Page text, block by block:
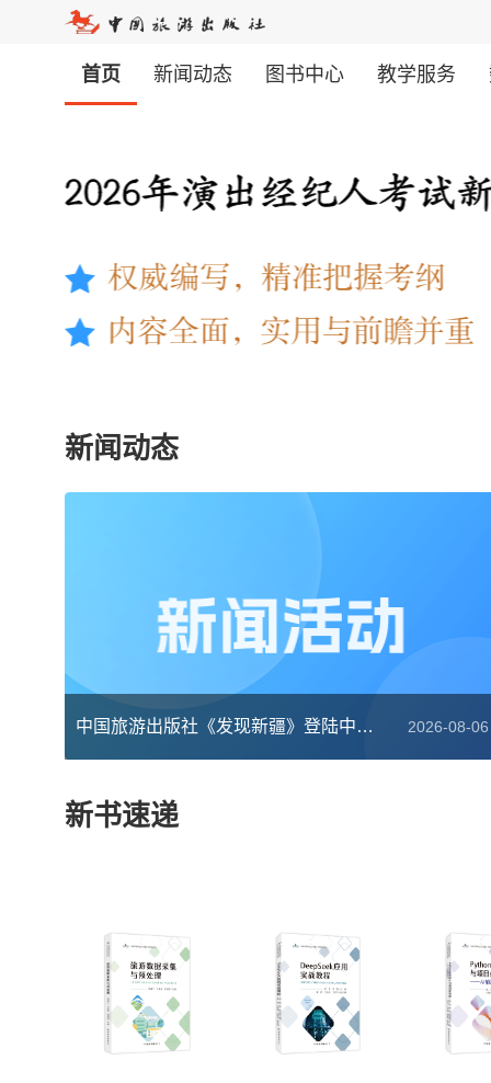
首页 新闻动态 图书中心 教学服务
新闻动态
中国旅游出版社《发现新疆》登陆中央广播电视总台“云听”平台 2026-08-06
新书速递